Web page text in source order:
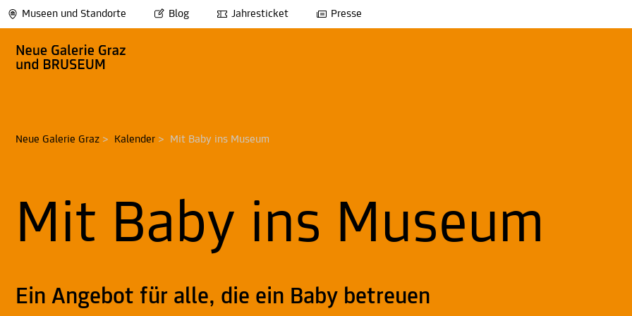
Museen und Standorte Blog Jahresticket Presse
Neue Galerie Graz > Kalender > Mit Baby ins Museum
Mit Baby ins Museum
Ein Angebot für alle, die ein Baby betreuen